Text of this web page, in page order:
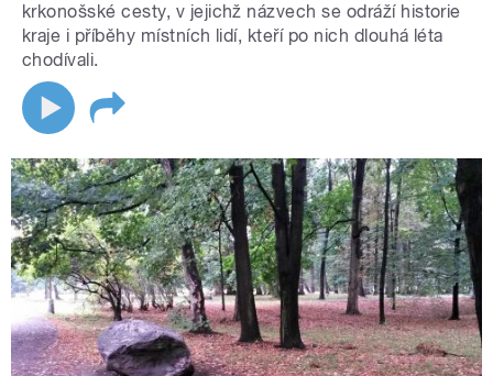
krkonošské cesty, v jejichž názvech se odráží historie
kraje i příběhy místních lidí, kteří po nich dlouhá léta
chodívali.